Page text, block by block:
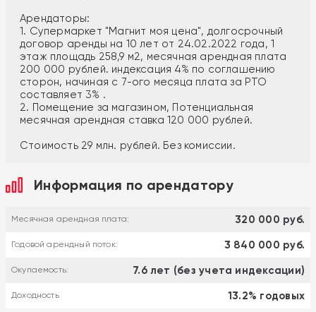
Арендаторы:
1. Супермаркет "Магнит моя цена", долгосрочный
договор аренды на 10 лет от 24.02.2022 года, 1
этаж площадь 258,9 м2, месячная арендная плата
200 000 рублей. индексация 4% по соглашению
сторон, начиная с 7-ого месяца плата за РТО
составляет 3% .
2. Помещение за магазином, Потенциальная
месячная арендная ставка 120 000 рублей.
Стоимость 29 млн. рублей. Без комиссии.
Информация по арендатору
Месячная арендная плата: 320 000 руб.
Годовой арендный поток: 3 840 000 руб.
Окупаемость: 7.6 лет (без учета индексации)
Доходность 13.2% годовых